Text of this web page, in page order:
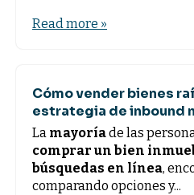
Read more »
Cómo vender bienes
estrategia de inbound
La mayoríade las
comprar un bien
búsquedas en línea,
comparando opciones y...